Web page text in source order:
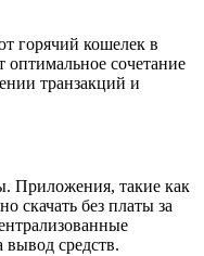
горячий кошелек в
оптимальное сочетание
транзакций и
Приложения, такие как
скачать без платы за
вывод средств.